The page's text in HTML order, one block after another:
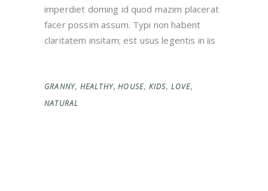
imperdiet doming id quod mazim placerat
facer possim assum. Typi non habent
claritatem insitam; est usus legentis in iis
GRANNY, HEALTHY,HOUSE, KIDS, LOVE,
NATURAL